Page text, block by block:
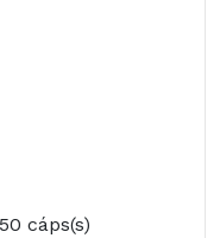
cáps(s)